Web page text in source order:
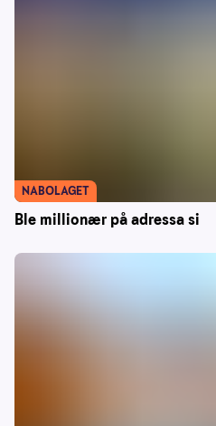
Ble millionær på adressa si
NABOLAGET